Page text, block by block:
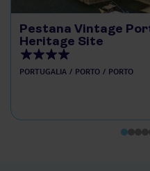
Pestana Vintage
Heritage Site
PORTUGALIA PORTO PORTO